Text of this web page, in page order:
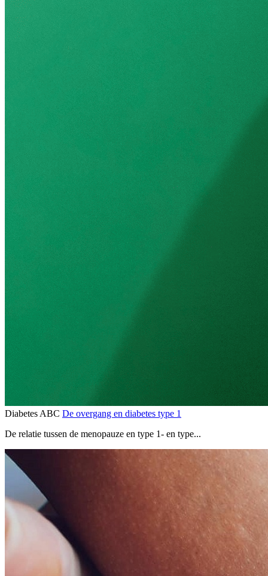
Diabetes ABC De overgang en diabetes type 1
De relatie tussen de menopauze en type 1- en type...